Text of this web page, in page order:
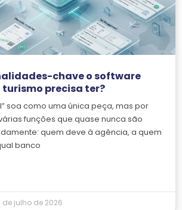
chave o software
precisa ter?
soa como uma única peça, mas por
funções que quase nunca são
quem deve à agência, a quem
banco
de julho de 2026